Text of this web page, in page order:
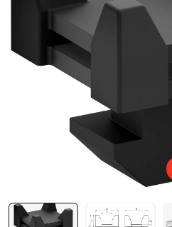
Система V-паза NEW!
Алюминиевые
Алюминиевая
Крейты и кассеты Subrack
Профиль строительного
Радиаторный алюминиевый
Метрический крепеж